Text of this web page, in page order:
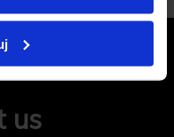
T
us